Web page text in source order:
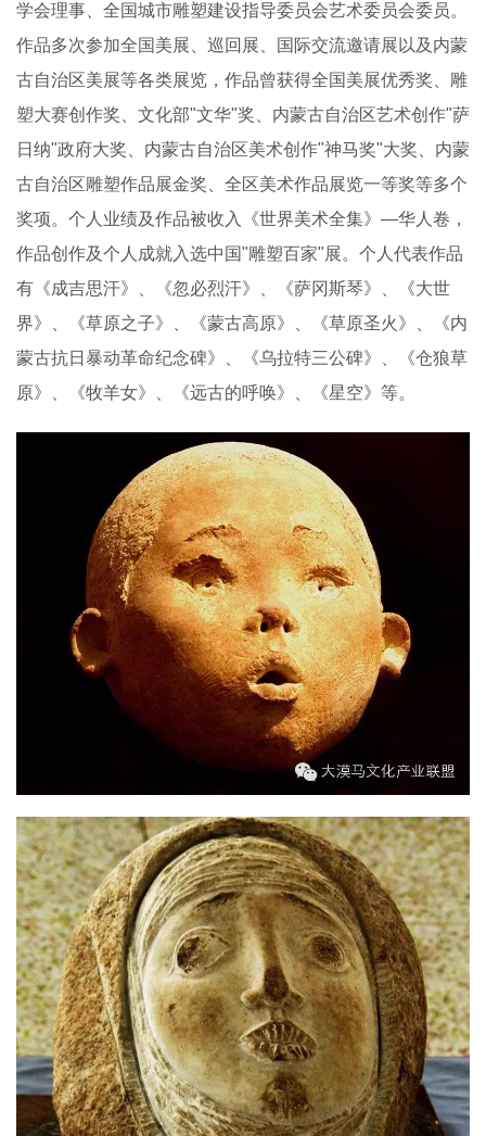
学会理事、全国城市雕塑建设指导委员会艺术委员会委员。
作品多次参加全国美展、巡回展、国际交流邀请展以及内蒙
古自治区美展等各类展览，作品曾获得全国美展优秀奖、雕
塑大赛创作奖、文化部"文华"奖、内蒙古自治区艺术创作"萨
日纳"政府大奖、内蒙古自治区美术创作"神马奖"大奖、内蒙
古自治区雕塑作品展金奖、全区美术作品展览一等奖等多个
奖项。个人业绩及作品被收入《世界美术全集》—华人卷，
作品创作及个人成就入选中国"雕塑百家"展。个人代表作品
有《成吉思汗》、《忽必烈汗》、《萨冈斯琴》、《大世
界》、《草原之子》、《蒙古高原》、《草原圣火》、《内
蒙古抗日暴动革命纪念碑》、《乌拉特三公碑》、《仓狼草
原》、《牧羊女》、《远古的呼唤》、《星空》等。